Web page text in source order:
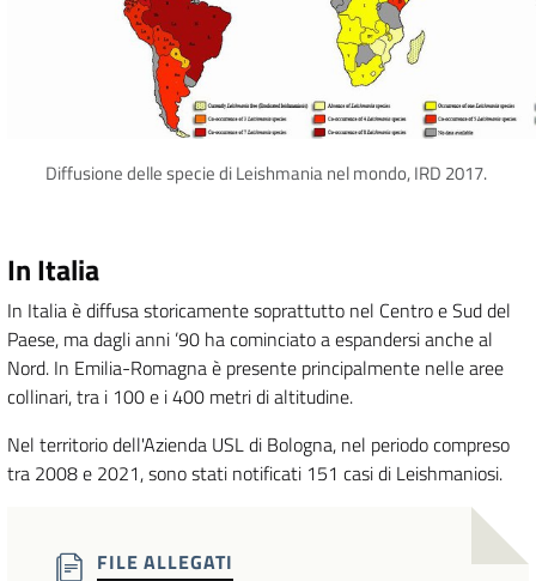
Diffusione delle specie di Leishmania nel mondo, IRD 2017.
In Italia
In Italia è diffusa storicamente soprattutto nel Centro e Sud del
Paese, ma dagli anni ’90 ha cominciato a espandersi anche al
Nord. In Emilia-Romagna è presente principalmente nelle aree
collinari, tra i 100 e i 400 metri di altitudine.
Nel territorio dell'Azienda USL di Bologna, nel periodo compreso
tra 2008 e 2021, sono stati notificati 151 casi di Leishmaniosi.
FILE ALLEGATI